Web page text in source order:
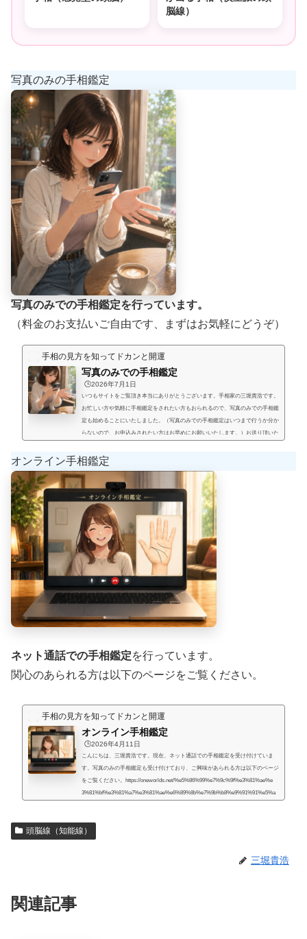
脳線）
写真のみの手相鑑定
写真のみでの手相鑑定を行っています。
（料金のお支払いご自由です、まずはお気軽にどうぞ）
手相の見方を知ってドカンと開運
写真のみでの手相鑑定
🕒️2026年7月1日
いつもサイトをご覧頂き本当にありがとうございます。手相家の三堀貴浩です。
お忙しい方や気軽に手相鑑定をされたい方もおられるので、写真のみでの手相鑑
定も始めることにいたしました。（写真のみでの手相鑑定はいつまで行うか分か
らないので、お申込みされたい方はお早めにお願いいたします。）お送り頂いた
真のみでの手相鑑定では決まった料金と言うものは無く、お好きな金額を鑑定後
オンライン手相鑑定
ネット通話での手相鑑定を行っています。
関心のあられる方は以下のページをご覧ください。
手相の見方を知ってドカンと開運
オンライン手相鑑定
🕒️2026年4月11日
こんにちは、三堀貴浩です。現在、ネット通話での手相鑑定を受け付けていま
す。写真のみの手相鑑定も受け付けており、ご興味があられる方は以下のページ
をご覧ください。https://oneworlds.net/%e5%86%99%e7%9c%9f%e3%81%ae%e
3%81%bf%e3%81%a7%e3%81%ae%e6%89%8b%e7%9b%b8%e9%91%91%e5%a
識や人生を取り巻く法則を教えてもらったときに、人生で起こることには、想像
頭脳線（知能線）
三堀貴浩
関連記事